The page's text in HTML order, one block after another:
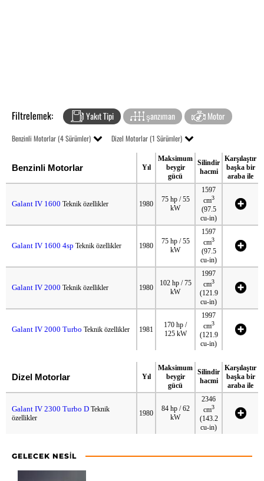
Filtrelemek: Yakıt Tipi şanzıman Motor
Benzinli Motorlar (4 Sürümler) Dizel Motorlar (1 Sürümler)
Benzinli Motorlar Yıl
Maksimum
beygir
gücü
Silindir
hacmi
Karşılaştır
başka bir
araba ile
Galant IV 1600 Teknik özellikler 1980
75 hp / 55
kW
1597
cm3
(97.5
cu-in)
Galant IV 1600 4sp Teknik özellikler 1980
75 hp / 55
kW
1597
cm3
(97.5
cu-in)
Galant IV 2000 Teknik özellikler 1980
102 hp / 75
kW
1997
cm3
(121.9
cu-in)
Galant IV 2000 Turbo Teknik özellikler 1981
170 hp /
125 kW
1997
cm3
(121.9
cu-in)
Dizel Motorlar Yıl
Maksimum
beygir
gücü
Silindir
hacmi
Karşılaştır
başka bir
araba ile
Galant IV 2300 Turbo D Teknik
özellikler
1980
84 hp / 62
kW
2346
cm3
(143.2
cu-in)
GELECEK NESIL